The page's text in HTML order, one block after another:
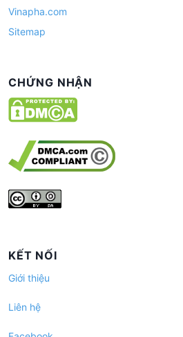
Vinapha.com
Sitemap
CHỨNG NHẬN
KẾT NỐI
Giới thiệu
Liên hệ